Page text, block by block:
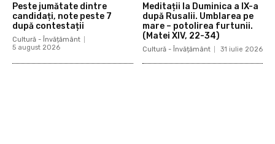
Peste jumătate dintre
candidați, note peste 7
după contestații
Cultură - Învățământ
5 august 2026
Meditații la Duminica a IX-a
după Rusalii. Umblarea pe
mare – potolirea furtunii.
(Matei XIV, 22-34)
Cultură - Învățământ 31 iulie 2026